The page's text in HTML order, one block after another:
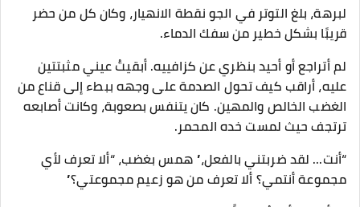
لبرهة، بلغ التوتر في الجو نقطة الانهيار، وكان كل من حضر
قريبًا بشكل خطير من سفك الدماء.
لم أتراجع أو أحيد بنظري عن كزافييه. أبقيتُ عيني مثبتتين
عليه، أراقب كيف تحول الصدمة على وجهه ببطء إلى قناع من
الغضب الخالص والمهين. كان يتنفس بصعوبة، وكانت أصابعه
ترتجف حيث لمست خده المحمر.
“أنت... لقد ضربتني بالفعل،” همس بغضب، “ألا تعرف لأي
مجموعة أنتمي؟ ألا تعرف من هو زعيم مجموعتي؟”